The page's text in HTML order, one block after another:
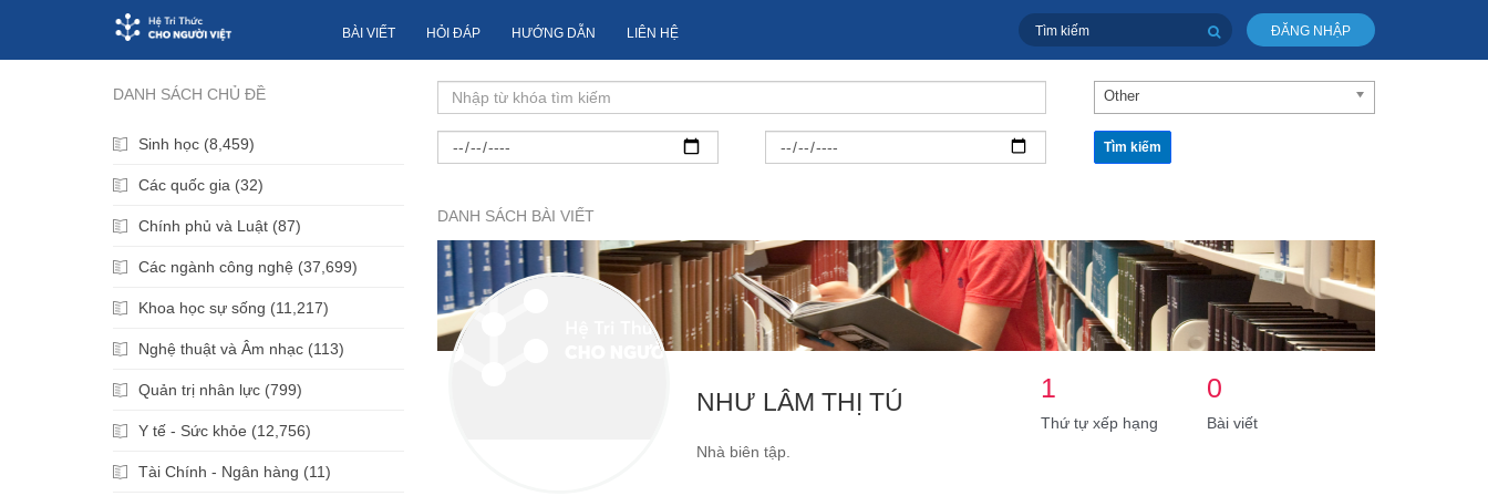
BÀI VIẾT HỎI ĐÁP HƯỚNG DẪN LIÊN HỆ ĐĂNG NHẬP
DANH SÁCH CHỦ ĐỀ
Sinh học (8,459)
Các quốc gia (32)
Chính phủ và Luật (87)
Các ngành công nghệ (37,699)
Khoa học sự sống (11,217)
Nghệ thuật và Âm nhạc (113)
Quản trị nhân lực (799)
Y tế - Sức khỏe (12,756)
Tài Chính - Ngân hàng (11)
Other
Tìm kiếm
DANH SÁCH BÀI VIẾT
NHƯ LÂM THỊ TÚ
Nhà biên tập.
1
Thứ tự xếp hạng
0
Bài viết